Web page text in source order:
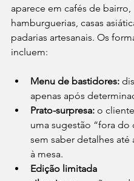
aparece em cafés de bairro,
hamburguerias, casas
padarias artesanais. Os
incluem:
Menu de bastidores:
apenas após
Prato-surpresa: o
uma sugestão “fora do
sem saber detalhes até
à mesa.
Edição limitada